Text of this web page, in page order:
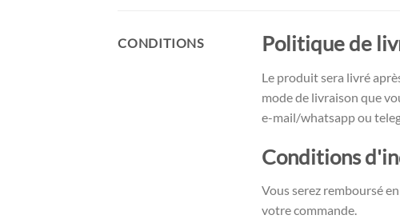
CONDITIONS Politique de
Le produit sera livré
mode de livraison que
e-mail/whatsapp ou
Conditions
Vous serez remboursé
votre commande.